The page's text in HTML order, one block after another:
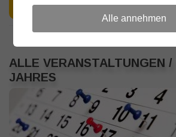
ALLE VERANSTALTUNGEN /
JAHRES
Alle annehmen